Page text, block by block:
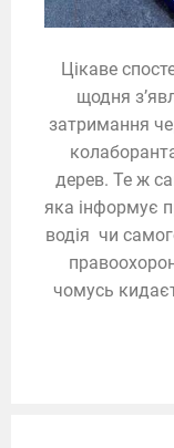
Цікаве
щодня
затримання
дерев. Те ж
яка інформує
водія чи
чомусь